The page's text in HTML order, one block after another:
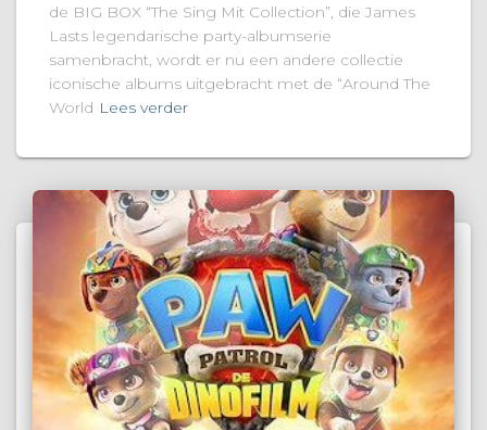
de BIG BOX “The Sing Mit Collection”, die James
Lasts legendarische party-albumserie
samenbracht, wordt er nu een andere collectie
iconische albums uitgebracht met de “Around The
World Lees verder